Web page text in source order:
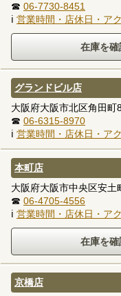
☎ 06-7730-8451
ℹ 営業時間・店休日・ア
グランドビル店
大阪府大阪市北区角田
☎ 06-6315-8970
ℹ 営業時間・店休日・ア
本町店
大阪府大阪市中央区安
☎ 06-4705-4556
ℹ 営業時間・店休日・ア
京橋店